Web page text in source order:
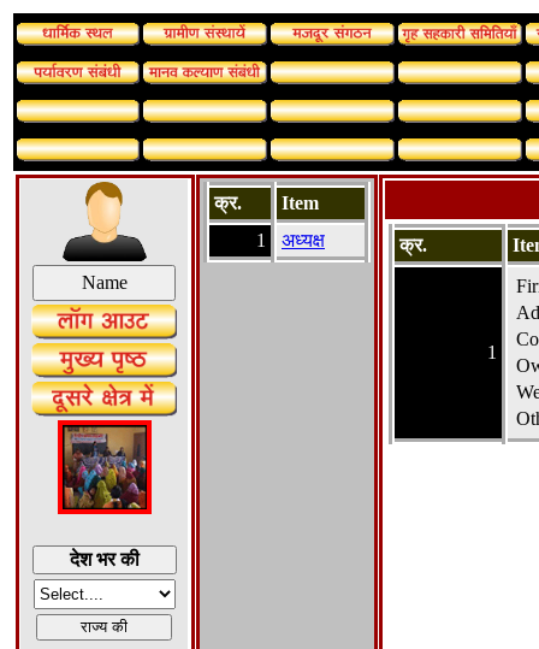
क्र.
Item
1
अध्यक्ष क्र.
1